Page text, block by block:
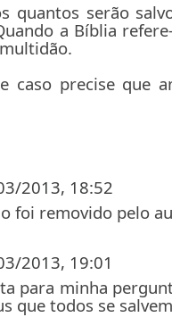
quantos serão
a Bíblia
caso precise que
2013, 18:52
foi removido pelo
2013, 19:01
para minha
que todos se